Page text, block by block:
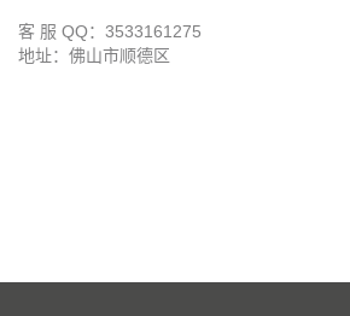
客 服 QQ：3533161275
地址：佛山市顺德区